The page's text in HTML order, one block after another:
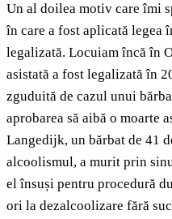
Un al doilea motiv care îmi
în care a fost aplicată legea
legalizată. Locuiam încă în
asistată a fost legalizată în
zguduită de cazul unui
aprobarea să aibă o moarte
Langedijk, un bărbat de 41
alcoolismul, a murit prin
el însuși pentru procedură
ori la dezalcoolizare fără